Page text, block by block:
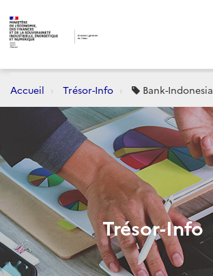
Accueil Trésor-Info Bank-Indonesia
Trésor-Info